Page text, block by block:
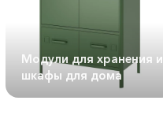
Модули для хранения и
шкафы для дома